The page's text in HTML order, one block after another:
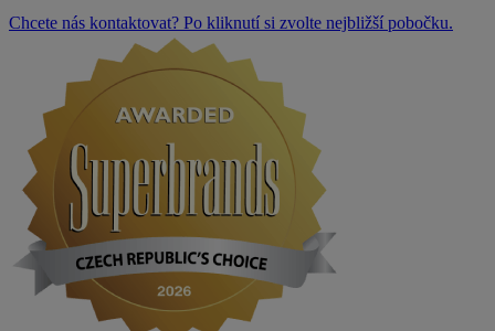
Chcete nás kontaktovat? Po kliknutí si zvolte nejbližší pobočku.